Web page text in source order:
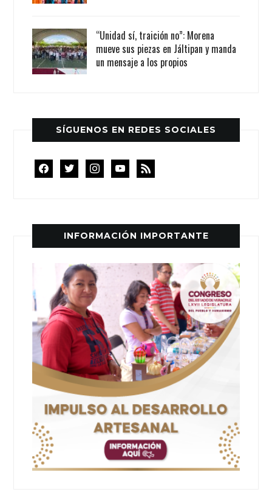
“Unidad sí, traición no”: Morena
mueve sus piezas en Jáltipan y manda
un mensaje a los propios
SÍGUENOS EN REDES SOCIALES
facebooktwitterinstagramyoutube
rss
INFORMACIÓN IMPORTANTE